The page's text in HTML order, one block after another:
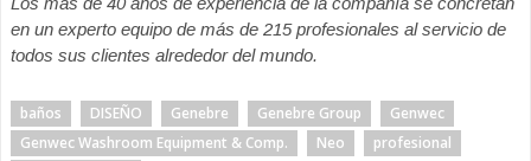
en un experto equipo de más de 215 profesionales al servicio de
todos sus clientes alrededor del mundo.
baños DISEÑO Genebre Genebre Group
Genwec
Genwec Washroom Equipment & Comp.
Neo
profesional